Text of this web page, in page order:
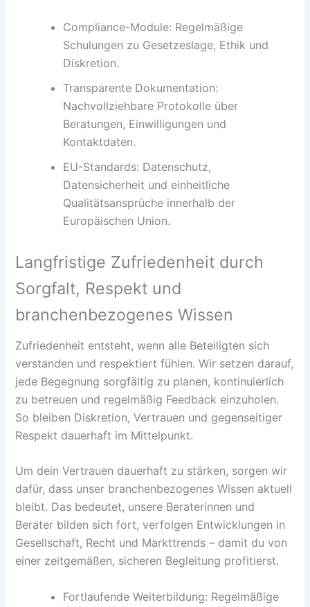
Compliance-Module: Regelmäßige
Schulungen zu Gesetzeslage, Ethik und
Diskretion.
Transparente Dokumentation:
Nachvollziehbare Protokolle über
Beratungen, Einwilligungen und
Kontaktdaten.
EU-Standards: Datenschutz,
Datensicherheit und einheitliche
Qualitätsansprüche innerhalb der
Europäischen Union.
Langfristige Zufriedenheit durch
Sorgfalt, Respekt und
branchenbezogenes Wissen
Zufriedenheit entsteht, wenn alle Beteiligten sich
verstanden und respektiert fühlen. Wir setzen darauf,
jede Begegnung sorgfältig zu planen, kontinuierlich
zu betreuen und regelmäßig Feedback einzuholen.
So bleiben Diskretion, Vertrauen und gegenseitiger
Respekt dauerhaft im Mittelpunkt.
Um dein Vertrauen dauerhaft zu stärken, sorgen wir
dafür, dass unser branchenbezogenes Wissen aktuell
bleibt. Das bedeutet, unsere Beraterinnen und
Berater bilden sich fort, verfolgen Entwicklungen in
Gesellschaft, Recht und Markttrends – damit du von
einer zeitgemäßen, sicheren Begleitung profitierst.
Fortlaufende Weiterbildung: Regelmäßige